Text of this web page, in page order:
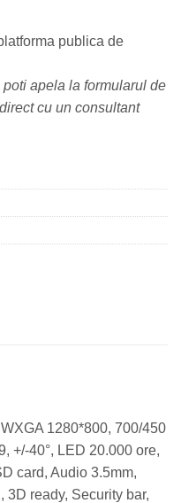
publica de
apela la formularul de
cu un consultant
1280*800, 700/450
+/-40°, LED 20.000 ore,
card, Audio 3.5mm,
3D ready, Security bar,